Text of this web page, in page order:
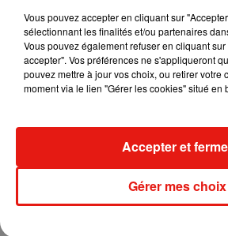
Musique
3 août 2026
Fred again.. et Latin
leur mixtape créée
Swedish House
dévoilent «
Vous pouvez accepter en cliquant sur
sélectionnant les finalités et/ou partenaires
Vous pouvez également refuser en cliquant
accepter". Vos préférences ne s'appliqueront
pouvez mettre à jour vos choix, ou retirer votre
moment via le lien "Gérer les cookies" situé en
Gérer mes choix
Accepter et